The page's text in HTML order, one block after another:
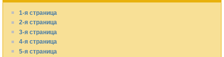
1-я страница
2-я страница
3-я страница
4-я страница
5-я страница